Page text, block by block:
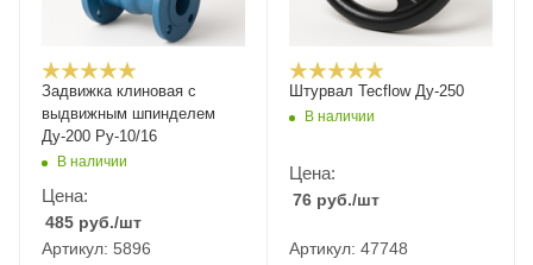
Задвижка клиновая с
выдвижным шпинделем
Ду-200 Ру-10/16
В наличии
Цена:
485 руб./шт
Артикул: 5896
Штурвал Tecflow Ду-250
В наличии
Цена:
76 руб./шт
Артикул: 47748